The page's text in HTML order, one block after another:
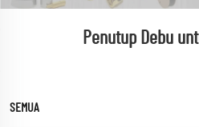
Penutup Debu
SEMUA